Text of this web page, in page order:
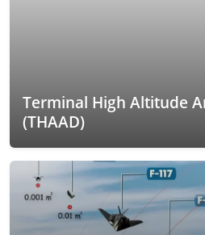
Terminal High Altitude
(THAAD)